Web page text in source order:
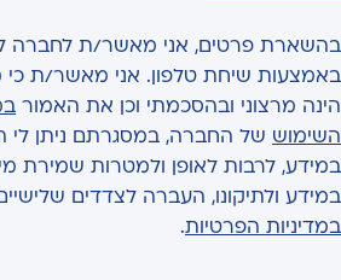
בהשארת פרטים, אני מאשר/ת לחברה
באמצעות שיחת טלפון. אני מאשר/ת כי
הינה מרצוני ובהסכמתי וכן את האמור
השימוש של החברה, במסגרתם ניתן לי
במידע, לרבות לאופן ולמטרות שמירת
במידע ולתיקונו, העברה לצדדים
במדיניות הפרטיות.